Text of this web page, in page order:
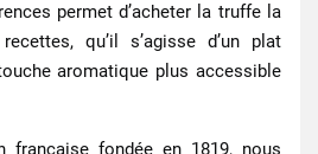
permet d’acheter la truffe la
qu’il s’agisse d’un plat
aromatique plus accessible
française fondée en 1819, nous